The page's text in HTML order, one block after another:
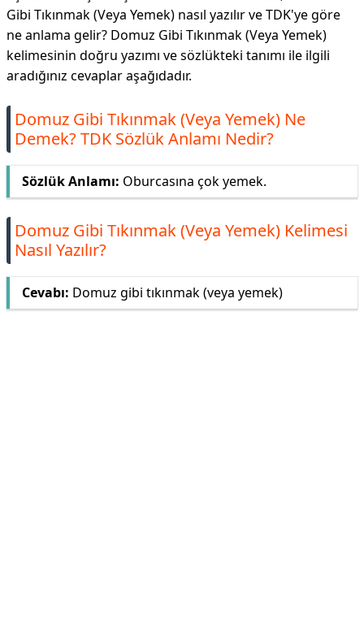
Gibi Tıkınmak (Veya Yemek) nasıl yazılır ve TDK'ye göre
ne anlama gelir? Domuz Gibi Tıkınmak (Veya Yemek)
kelimesinin doğru yazımı ve sözlükteki tanımı ile ilgili
aradığınız cevaplar aşağıdadır.
Domuz Gibi Tıkınmak (Veya Yemek) Ne
Demek? TDK Sözlük Anlamı Nedir?
Sözlük Anlamı: Oburcasına çok yemek.
Domuz Gibi Tıkınmak (Veya Yemek) Kelimesi
Nasıl Yazılır?
Cevabı: Domuz gibi tıkınmak (veya yemek)